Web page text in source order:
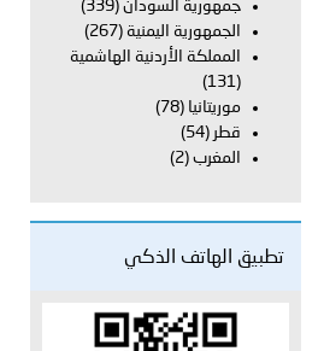
جمهورية السودان (339)
الجمهورية اليمنية (267)
المملكة الأردنية الهاشمية
(131)
موريتانيا (78)
قطر (54)
المغرب (2)
تطبيق الهاتف الذكي